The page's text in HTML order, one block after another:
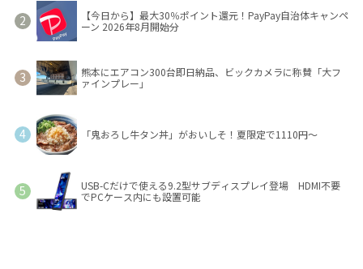
【今日から】最大30％ポイント還元！PayPay自治体キャンペ
ーン 2026年8月開始分
熊本にエアコン300台即日納品、ビックカメラに称賛「大フ
ァインプレー」
「鬼おろし牛タン丼」がおいしそ！夏限定で1110円～
USB-Cだけで使える9.2型サブディスプレイ登場 HDMI不要
でPCケース内にも設置可能